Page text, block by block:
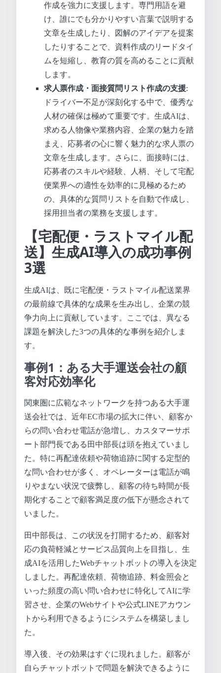
作成を強力に支援します。専門用語を避
け、誰にでも分かりやすい言葉で説明する
文章を生成したり、図解のアイデアを提案
したりすることで、資料作成のリードタイ
ムを短縮し、教育の質を高めることに貢献
します。
求人票作成・面接質問リスト作成の支援:
ドライバー不足が深刻化する中で、優秀な
人材の確保は極めて重要です。生成AIは、
求める人物像や業務内容、企業の魅力を踏
まえ、応募者の心に響く魅力的な求人票の
文章を生成します。さらに、面接時には、
応募者のスキルや経験、人柄、そして宅配
便業界への適性を効率的に見極めるため
の、具体的な質問リストを自動で作成し、
採用担当者の業務を支援します。
【宅配便・ラストマイル配
送】生成AI導入の成功事例
3選
生成AIは、既に宅配便・ラストマイル配送業界
の最前線で具体的な成果を生み出し、企業の競
争力向上に貢献しています。ここでは、異なる
課題を解決した3つの具体的な事例を紹介しま
す。
事例1：ある大手運送会社の顧
客対応効率化
関東圏に広範なネットワークを持つある大手運
送会社では、近年EC市場の拡大に伴い、顧客か
らの問い合わせ電話が急増し、カスタマーサポ
ート部門長である田中部長は頭を抱えていまし
た。特に再配達依頼や荷物追跡に関する定型的
な問い合わせが多く、オペレーターは電話が鳴
りやまない状況で疲弊し、顧客の待ち時間が長
期化することで顧客満足度の低下が懸念されて
いました。
田中部長は、この状況を打開するため、顧客対
応の負荷軽減とサービス品質向上を目指し、生
成AIを活用したWebチャットボットの導入を決定
しました。再配達依頼、荷物追跡、料金照会と
いった頻度の高い問い合わせに特化してAIに学
習させ、企業のWebサイトや公式LINEアカウン
トから利用できるようにシステムを構築しまし
た。
導入後、その効果はすぐに現れました。顧客が
自らチャットボットで問題を解決できるように